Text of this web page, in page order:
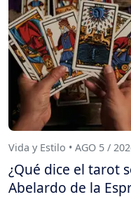
Vida y Estilo • AGO 5 /
¿Qué dice el tarot
Abelardo de la